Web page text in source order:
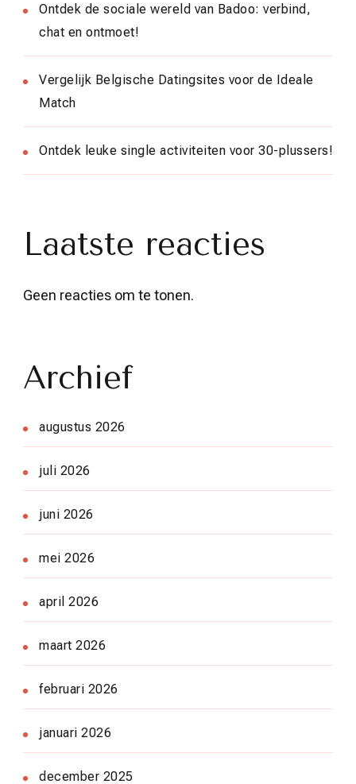
Ontdek de sociale wereld van Badoo: verbind,
chat en ontmoet!
Vergelijk Belgische Datingsites voor de Ideale
Match
Ontdek leuke single activiteiten voor 30-plussers!
Laatste reacties
Geen reacties om te tonen.
Archief
augustus 2026
juli 2026
juni 2026
mei 2026
april 2026
maart 2026
februari 2026
januari 2026
december 2025